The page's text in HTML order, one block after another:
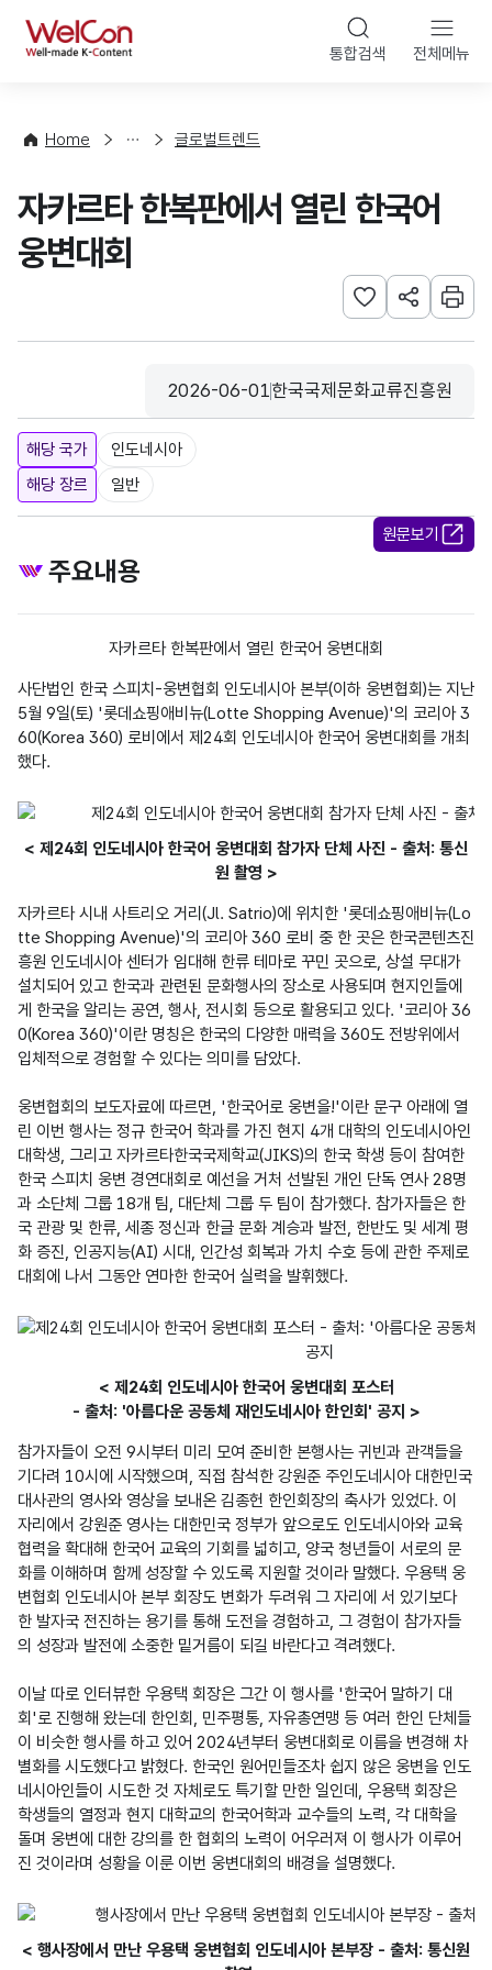
WelCon 통합검색 전체메뉴
Home
향
계
글로벌트렌드
자카르타 한복판에서 열린 한국어
웅변대회
관심사 등록하기
URL 공유하
인쇄
등록일
2026-06-01
수집기관
한국국제문화교류진흥원
해당 국가
인도네시아
해당 장르
일반
원문보기
주요내용
자카르타 한복판에서 열린 한국어 웅변대회
사단법인 한국 스피치-웅변협회 인도네시아 본부(이하 웅변협회)는 지난
5월 9일(토) '롯데쇼핑애비뉴(Lotte Shopping Avenue)'의 코리아 3
60(Korea 360) 로비에서 제24회 인도네시아 한국어 웅변대회를 개최
했다.
< 제24회 인도네시아 한국어 웅변대회 참가자 단체 사진 - 출처: 통신
원 촬영 >
자카르타 시내 사트리오 거리(Jl. Satrio)에 위치한 '롯데쇼핑애비뉴(Lo
tte Shopping Avenue)'의 코리아 360 로비 중 한 곳은 한국콘텐츠진
흥원 인도네시아 센터가 임대해 한류 테마로 꾸민 곳으로, 상설 무대가
설치되어 있고 한국과 관련된 문화행사의 장소로 사용되며 현지인들에
게 한국을 알리는 공연, 행사, 전시회 등으로 활용되고 있다. '코리아 36
0(Korea 360)'이란 명칭은 한국의 다양한 매력을 360도 전방위에서
입체적으로 경험할 수 있다는 의미를 담았다.
웅변협회의 보도자료에 따르면, '한국어로 웅변을!'이란 문구 아래에 열
린 이번 행사는 정규 한국어 학과를 가진 현지 4개 대학의 인도네시아인
대학생, 그리고 자카르타한국국제학교(JIKS)의 한국 학생 등이 참여한
한국 스피치 웅변 경연대회로 예선을 거처 선발된 개인 단독 연사 28명
과 소단체 그룹 18개 팀, 대단체 그룹 두 팀이 참가했다. 참가자들은 한
국 관광 및 한류, 세종 정신과 한글 문화 계승과 발전, 한반도 및 세계 평
화 증진, 인공지능(AI) 시대, 인간성 회복과 가치 수호 등에 관한 주제로
대회에 나서 그동안 연마한 한국어 실력을 발휘했다.
< 제24회 인도네시아 한국어 웅변대회 포스터
- 출처: '아름다운 공동체 재인도네시아 한인회' 공지 >
참가자들이 오전 9시부터 미리 모여 준비한 본행사는 귀빈과 관객들을
기다려 10시에 시작했으며, 직접 참석한 강원준 주인도네시아 대한민국
대사관의 영사와 영상을 보내온 김종헌 한인회장의 축사가 있었다. 이
자리에서 강원준 영사는 대한민국 정부가 앞으로도 인도네시아와 교육
협력을 확대해 한국어 교육의 기회를 넓히고, 양국 청년들이 서로의 문
화를 이해하며 함께 성장할 수 있도록 지원할 것이라 말했다. 우용택 웅
변협회 인도네시아 본부 회장도 변화가 두려워 그 자리에 서 있기보다
한 발자국 전진하는 용기를 통해 도전을 경험하고, 그 경험이 참가자들
의 성장과 발전에 소중한 밑거름이 되길 바란다고 격려했다.
이날 따로 인터뷰한 우용택 회장은 그간 이 행사를 '한국어 말하기 대
회'로 진행해 왔는데 한인회, 민주평통, 자유총연맹 등 여러 한인 단체들
이 비슷한 행사를 하고 있어 2024년부터 웅변대회로 이름을 변경해 차
별화를 시도했다고 밝혔다. 한국인 원어민들조차 쉽지 않은 웅변을 인도
네시아인들이 시도한 것 자체로도 특기할 만한 일인데, 우용택 회장은
학생들의 열정과 현지 대학교의 한국어학과 교수들의 노력, 각 대학을
돌며 웅변에 대한 강의를 한 협회의 노력이 어우러져 이 행사가 이루어
진 것이라며 성황을 이룬 이번 웅변대회의 배경을 설명했다.
< 행사장에서 만난 우용택 웅변협회 인도네시아 본부장 - 출처: 통신원